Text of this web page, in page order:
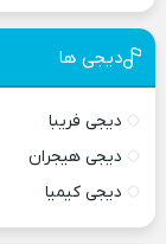
دیجی ها
دیجی فریبا
دیجی هیجران
دیجی کیمیا